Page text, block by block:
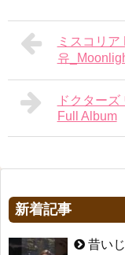
ミスコリ
유
ドクター
Full Album
新着記事
昔い